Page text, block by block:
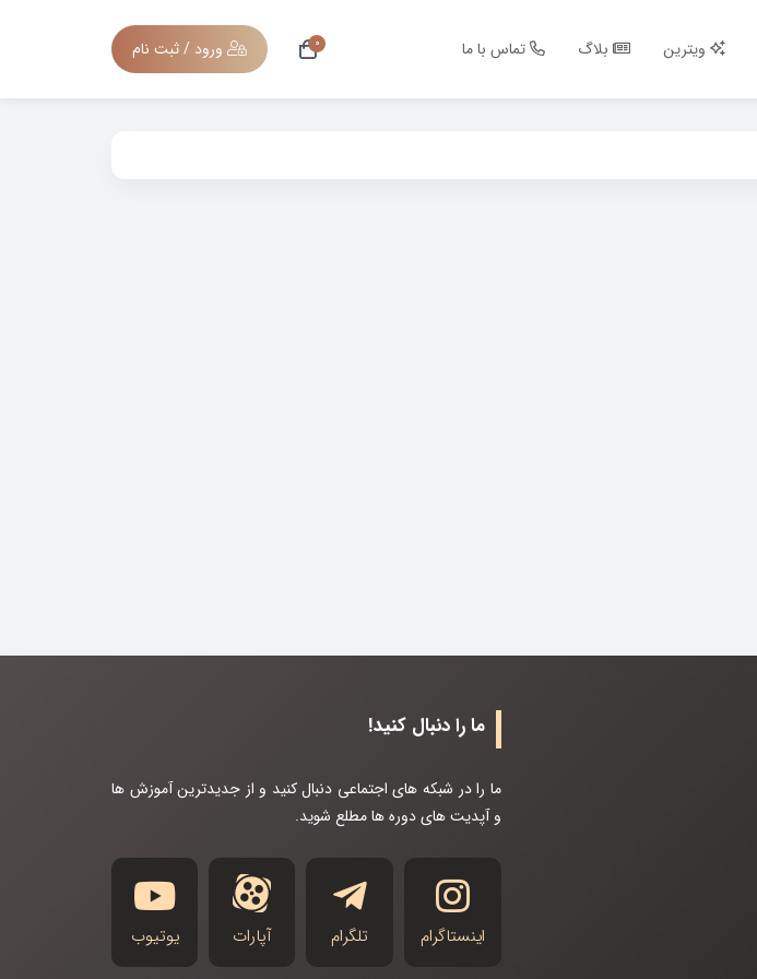
ویترین بلاگ تماس با ما ورود / ثبت نام 0
ما را دنبال کنید!
ما را در شبکه های اجتماعی دنبال کنید و از جدیدترین آموزش ها
و آپدیت های دوره ها مطلع شوید.
اینستاگرام تلگرام آپارات یوتیوب